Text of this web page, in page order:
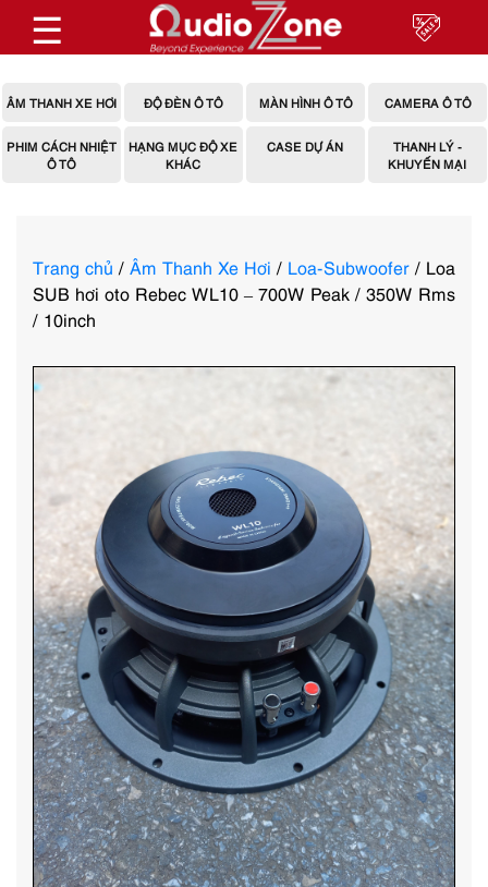
☰
ÂM THANH XE HƠI ĐỘ ĐÈN Ô TÔ MÀN HÌNH Ô TÔ CAMERA Ô TÔ
PHIM CÁCH NHIỆT
Ô TÔ
HẠNG MỤC ĐỘ XE
KHÁC
CASE DỰ ÁN
THANH LÝ -
KHUYẾN MẠI
Trang chủ / Âm Thanh Xe Hơi / Loa-Subwoofer / Loa
SUB hơi oto Rebec WL10 – 700W Peak / 350W Rms
/ 10inch